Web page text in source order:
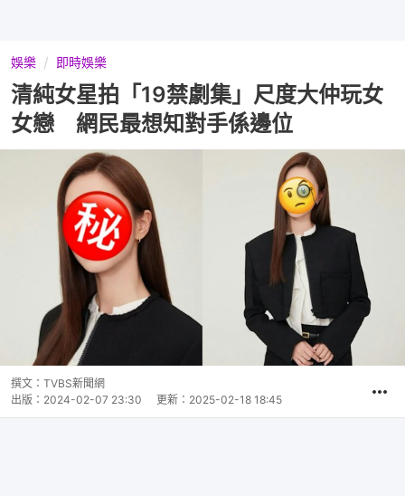
娛樂 即時娛樂
清純女星拍「19禁劇集」尺度大仲玩女
女戀 網民最想知對手係邊位
撰文： TVBS新聞網
出版： 2024-02-07 23:30 更新： 2025-02-18 18:45